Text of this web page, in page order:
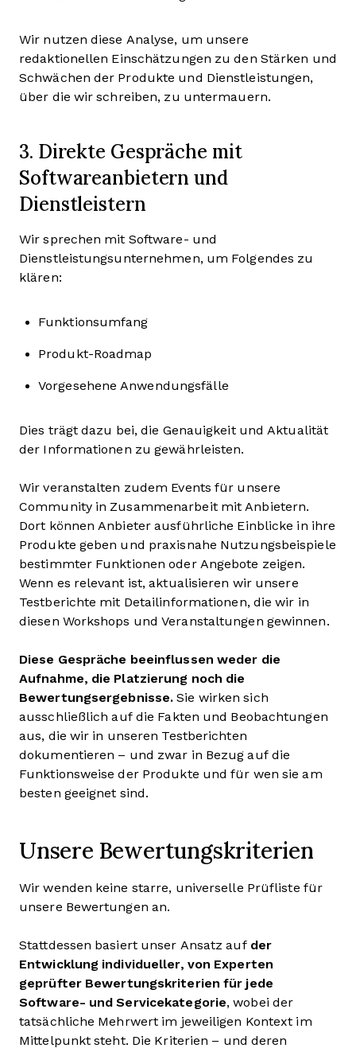
Wir nutzen diese Analyse, um unsere
redaktionellen Einschätzungen zu den Stärken und
Schwächen der Produkte und Dienstleistungen,
über die wir schreiben, zu untermauern.
3. Direkte Gespräche mit
Softwareanbietern und
Dienstleistern
Wir sprechen mit Software- und
Dienstleistungsunternehmen, um Folgendes zu
klären:
Funktionsumfang
Produkt-Roadmap
Vorgesehene Anwendungsfälle
Dies trägt dazu bei, die Genauigkeit und Aktualität
der Informationen zu gewährleisten.
Wir veranstalten zudem Events für unsere
Community in Zusammenarbeit mit Anbietern.
Dort können Anbieter ausführliche Einblicke in ihre
Produkte geben und praxisnahe Nutzungsbeispiele
bestimmter Funktionen oder Angebote zeigen.
Wenn es relevant ist, aktualisieren wir unsere
Testberichte mit Detailinformationen, die wir in
diesen Workshops und Veranstaltungen gewinnen.
Diese Gespräche beeinflussen weder die
Aufnahme, die Platzierung noch die
Bewertungsergebnisse. Sie wirken sich
ausschließlich auf die Fakten und Beobachtungen
aus, die wir in unseren Testberichten
dokumentieren – und zwar in Bezug auf die
Funktionsweise der Produkte und für wen sie am
besten geeignet sind.
Unsere Bewertungskriterien
Wir wenden keine starre, universelle Prüfliste für
unsere Bewertungen an.
Stattdessen basiert unser Ansatz auf der
Entwicklung individueller, von Experten
geprüfter Bewertungskriterien für jede
Software- und Servicekategorie, wobei der
tatsächliche Mehrwert im jeweiligen Kontext im
Mittelpunkt steht. Die Kriterien – und deren